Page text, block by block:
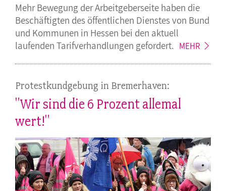
Mehr Bewegung der Arbeitgeberseite haben die
Beschäftigten des öffentlichen Dienstes von Bund
und Kommunen in Hessen bei den aktuell
laufenden Tarifverhandlungen gefordert. MEHR
Protestkundgebung in Bremerhaven:
"Wir sind die 6 Prozent allemal
wert!"